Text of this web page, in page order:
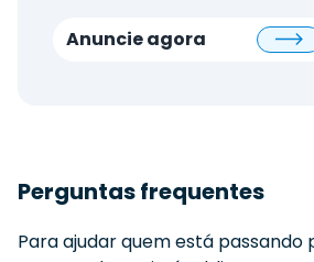
Anuncie agora
Perguntas frequentes
Para ajudar quem está passando